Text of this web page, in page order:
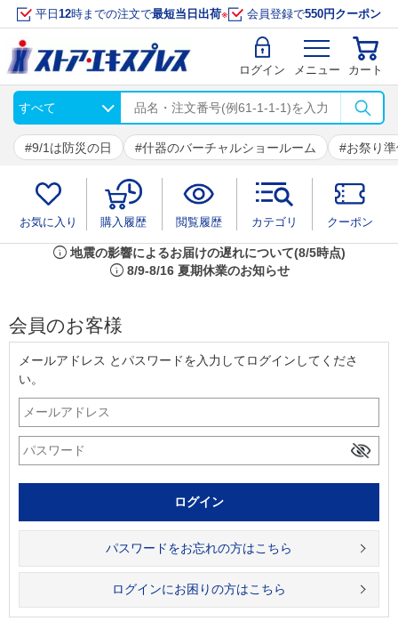
平日 12時までの注文で最短当日出荷※ 会員登録で550円クーポン
ログイン メニュー カート
9/1は防災の日 什器のバーチャルショールーム お祭り
お気に入り 購入履歴 閲覧履歴 カテゴリ クーポン
info 地震の影響によるお届けの遅れについて(8/5時点)
info 8/9-8/16 夏期休業のお知らせ
会員のお客様
メールアドレス とパスワードを入力してログインしてくださ
い。
パスワードをお忘れの方はこちら
ログインにお困りの方はこちら